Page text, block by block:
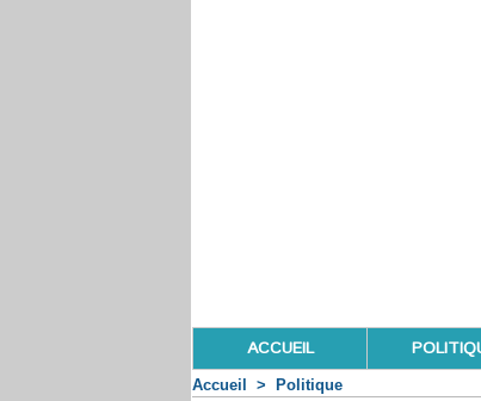
ACCUEIL
Accueil > Politique